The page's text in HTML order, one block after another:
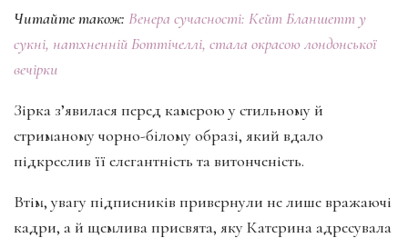
Читайте також: Венера сучасності: Кейт Бланшетт у
сукні, натхненній Боттічеллі, стала окрасою лондонської
вечірки
Зірка з’явилася перед камерою у стильному й
стриманому чорно-білому образі, який вдало
підкреслив її елегантність та витонченість.
Втім, увагу підписників привернули не лише вражаючі
кадри, а й щемлива присвята, яку Катерина адресувала